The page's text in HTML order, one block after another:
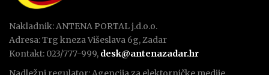
Nakladnik: ANTENA PORTAL j.d.o.o.
Adresa: Trg kneza Višeslava 6g, Zadar
Kontakt: 023/777-999, desk@antenazadar.hr